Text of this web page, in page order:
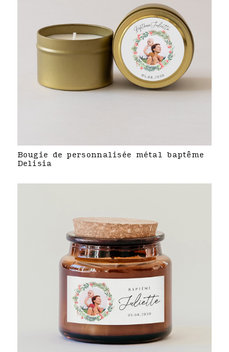
Bougie de personnalisée métal baptême
Delisia